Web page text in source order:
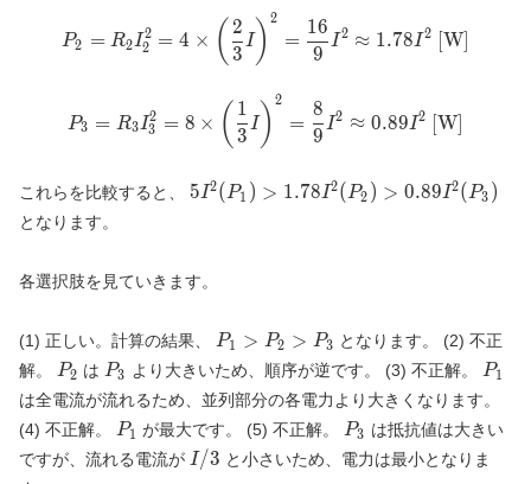
P_2 = R_2 I_2^2 = 4
P2 = R2I2
2 = 4 × ( 3
2
I) 2
=
9
16
I2 ≈ 1.78I2 [W]
P_3 = R_3 I_3^2 = 8
P3 = R3I3
2 = 8 × ( 3
1
I) 2
=
9
8
I2 ≈ 0.89I2 [W]
これらを比較すると、 5 I^2
I^2
&gt;
0.89
I^2
(P_3)
5I2(P1 ) > 1.78I2(P2 ) > 0.89I2(P3 )
となります。
各選択肢を見ていきます。
(1) 正しい。計算の結果、
P_1
&gt;
P_2
&gt;
P_3
P1 > P2 > P3 となります。 (2) 不正
解。
P_2
P2 はP_3
P3 より大きいため、順序が逆です。 (3) 不正解。 P_1
P1
は全電流が流れるため、並列部分の各電力より大きくなります。
(4) 不正解。
P_1
P1 が最大です。 (5) 不正解。P_3
P3 は抵抗値は大きい
ですが、流れる電流が I/3
I/3 と小さいため、電力は最小となりま